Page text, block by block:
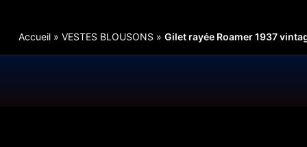
Accueil » VESTES BLOUSONS » Gilet rayée Roamer 1937